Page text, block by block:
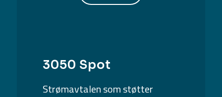
3050 Spot
Strømavtalen som støtter